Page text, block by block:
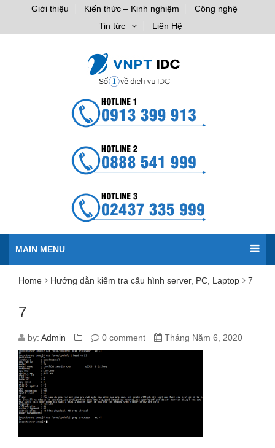
Giới thiệu Kiến thức – Kinh nghiệm
Công nghệ
Tin tức
Liên Hệ
MAIN MENU
Home Hướng dẫn kiểm tra cấu hình server, PC, Laptop 7
7
by: Admin 0 comment Tháng Năm 6, 2020